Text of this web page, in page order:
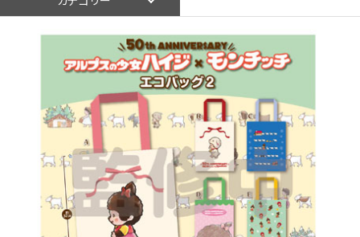
ログイン 会員登録
入荷スケジュールをチェック
カプセルトイマシン本体
カプセルトイ
販促用空カプセル